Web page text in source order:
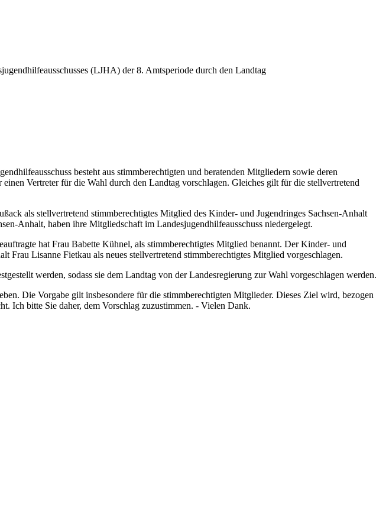
(LJHA) der 8. Amtsperiode durch den Landtag
besteht aus stimmberechtigten und beratenden Mitgliedern sowie deren
Vertreter für die Wahl durch den Landtag vorschlagen. Gleiches gilt für die stellvertretend
als stellvertretend stimmberechtigtes Mitglied des Kinder- und Jugendringes Sachsen-Anhalt
Anhalt, haben ihre Mitgliedschaft im Landesjugendhilfeausschuss niedergelegt.
hat Frau Babette Kühnel, als stimmberechtigtes Mitglied benannt. Der Kinder- und
Frau Lisanne Fietkau als neues stellvertretend stimmberechtigtes Mitglied vorgeschlagen.
werden, sodass sie dem Landtag von der Landesregierung zur Wahl vorgeschlagen werden.
Die Vorgabe gilt insbesondere für die stimmberechtigten Mitglieder. Dieses Ziel wird, bezogen
Ich bitte Sie daher, dem Vorschlag zuzustimmen. - Vielen Dank.